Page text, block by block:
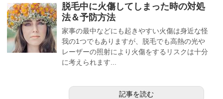
脱毛中に火傷してしまった時の対処
法＆予防方法
家事の最中などにも起きやすい火傷は身近な怪
我の1つでもありますが、脱毛でも高熱の光や
レーザーの照射により火傷をするリスクは十分
に考えられます...
記事を読む